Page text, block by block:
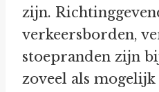
zijn.
verkeersborden,
stoepranden zijn
zoveel als